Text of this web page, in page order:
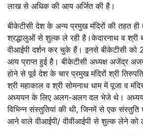
लाख से अधिक की आय अर्जित की है।
बीकेटीसी देश के अन्य प्रमुख मंदिरों की तहत ही
श्रद्धालुओं से शुल्क ले रही है।केदारनाथ व श्री
वीआईपी दर्शन कर चुके हैं। इनसे बीकेटीसी
आय प्राप्त हुई है। बीकेटीसी अध्यक्ष अजेंद्र
होने से पूर्व देश के चार प्रमुख मंदिरों श्री
श्री महाकाल व श्री सोमनाथ धाम में पूजा व
अध्ययन के लिए अलग-अलग दल भेजे थे। अध्ययन
विभिन्न संस्तुतियां की थी, जिनमें से एक संस्तुति
आने वाले वीआईपी/ वीवीआईपी से शुल्क लेने को